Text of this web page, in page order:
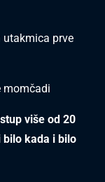
prve
momčadi
više od 20
bilo kada i bilo